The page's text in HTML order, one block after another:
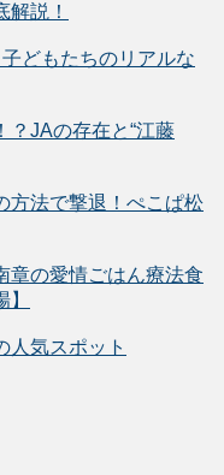
説！
どもたちのリアルな
？JAの存在と“江藤
方法で撃退！ぺこぱ松
章の愛情ごはん療法食
人気スポット